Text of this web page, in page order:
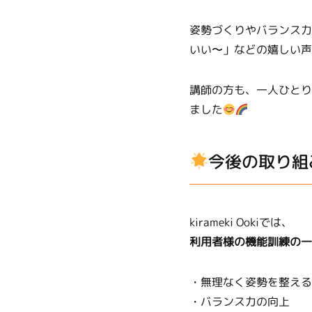
姿勢づくりやバランス
いい〜」などの嬉しい
講師の方も、一人ひと
ました
今後の取り
kirameki Ookiでは、
利用者様の機能訓練の
・無理なく姿勢を整える
・バランス力の向上